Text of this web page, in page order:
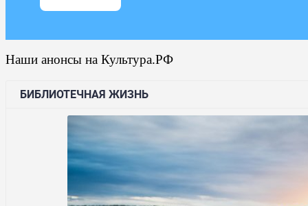
Наши анонсы на Культура.РФ